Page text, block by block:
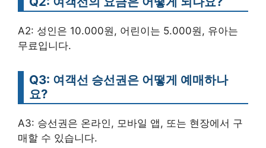
A2: 성인은 10.000원, 어린이는 5.000원, 유아는
무료입니다.
Q3: 여객선 승선권은 어떻게 예매하나
요?
A3: 승선권은 온라인, 모바일 앱, 또는 현장에서 구
매할 수 있습니다.